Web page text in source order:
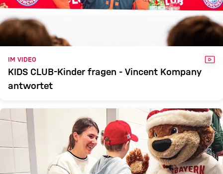
IM VIDEO
KIDS CLUB-Kinder fragen - Vincent Kompany
antwortet